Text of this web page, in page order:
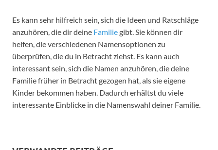
Es kann sehr hilfreich sein, sich die Ideen und Ratschläge
anzuhören, die dir deine Familiegibt. Sie können dir
helfen, die verschiedenen Namensoptionen zu
überprüfen, die du in Betracht ziehst. Es kann auch
interessant sein, sich die Namen anzuhören, die deine
Familie früher in Betracht gezogen hat, als sie eigene
Kinder bekommen haben. Dadurch erhältst du viele
interessante Einblicke in die Namenswahl deiner Familie.